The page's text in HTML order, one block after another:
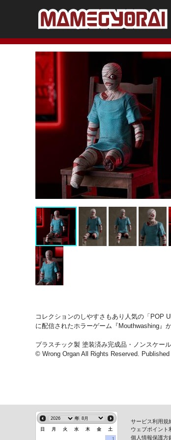
コレクションのしやすさもあり人気の「POP
に配信されたホラーゲーム『Mouthwashing』
プラスチック製 塗装済み完成品・ノンスケール
© Wrong Organ All Rights Reserved.
年
日 月 火 水 木 金
土
1
サービス利用規
ウェブポイント
個人情報保護方